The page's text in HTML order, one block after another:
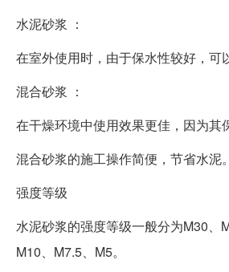
水泥砂浆 ：
在室外使用时，由于保水性较好，可
混合砂浆 ：
在干燥环境中使用效果更佳，因为其
混合砂浆的施工操作简便，节省水泥。
强度等级
水泥砂浆的强度等级一般分为M30、
M10、M7.5、M5。